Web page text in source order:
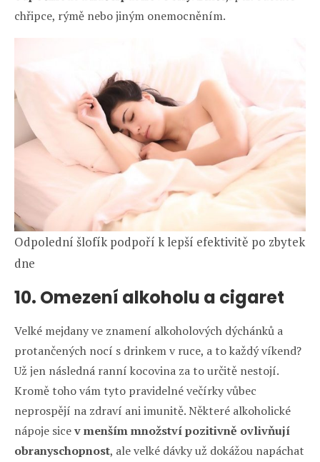
chřipce, rýmě nebo jiným onemocněním.
Odpolední šlofík podpoří k lepší efektivitě po zbytek
dne
10. Omezení alkoholu a cigaret
Velké mejdany ve znamení alkoholových dýchánků a
protančených nocí s drinkem v ruce, a to každý víkend?
Už jen následná ranní kocovina za to určitě nestojí.
Kromě toho vám tyto pravidelné večírky vůbec
neprospějí na zdraví ani imunitě. Některé alkoholické
nápoje sicev menším množství pozitivně ovlivňují
obranyschopnost, ale velké dávky už dokážou napáchat